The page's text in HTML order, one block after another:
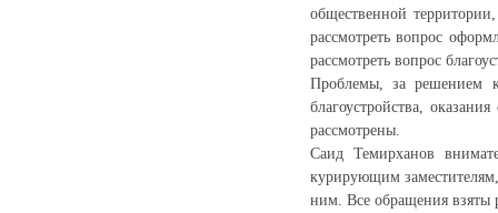
общественной
рассмотреть вопрос
рассмотреть вопрос
Проблемы, за решением
благоустройства,
рассмотрены.
Саид Темирханов
курирующим
ним. Все обращения взяты